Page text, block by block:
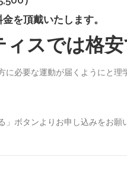
を頂戴いたします。
スでは格安
必要な運動が届くようにと
ボタンよりお申し込みをお願